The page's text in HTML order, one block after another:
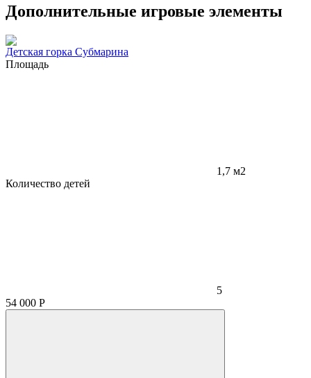
Дополнительные игровые элементы
Детская горка Субмарина
Площадь
1,7 м2
Количество детей
5
54 000 Р